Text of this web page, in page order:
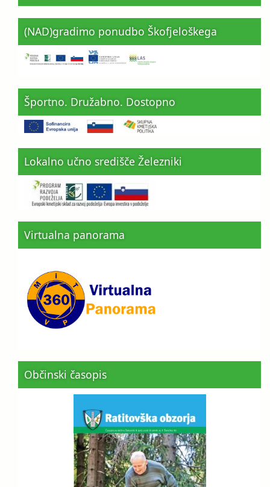
(NAD)gradimo ponudbo Škofjeloškega
Športno. Družabno. Dostopno
Lokalno učno središče Železniki
Virtualna panorama
Občinski časopis